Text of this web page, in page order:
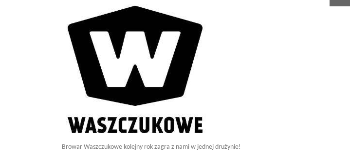
Browar Waszczukowe kolejny rok zagra z nami w jednej drużynie!